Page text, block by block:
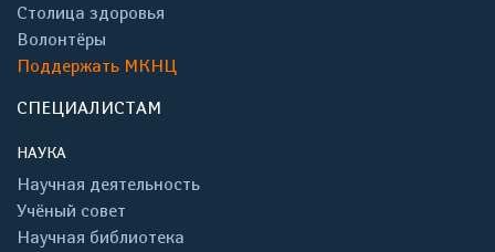
Столица здоровья
Волонтёры
Поддержать МКНЦ
СПЕЦИАЛИСТАМ
НАУКА
Научная деятельность
Учёный совет
Научная библиотека